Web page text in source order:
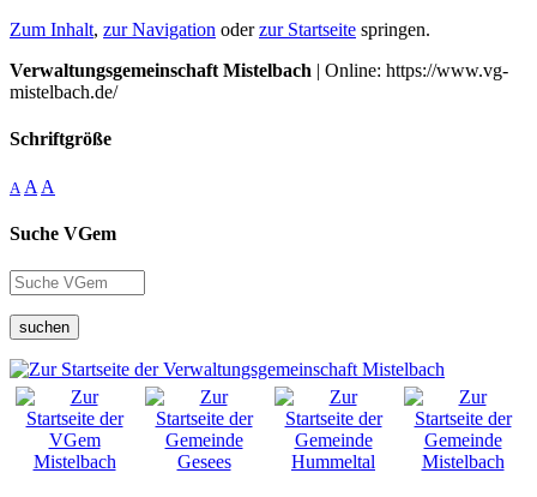
Zum Inhalt, zur Navigation oderzur Startseite springen.
Verwaltungsgemeinschaft Mistelbach | Online: https://www.vg-
mistelbach.de/
Schriftgröße
A A A
Suche VGem
suchen